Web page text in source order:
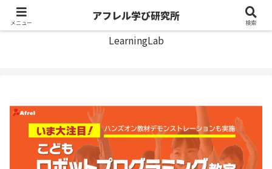
アフレル学び研究所
LearningLab
メニュー
アフレル学び研究所
検索